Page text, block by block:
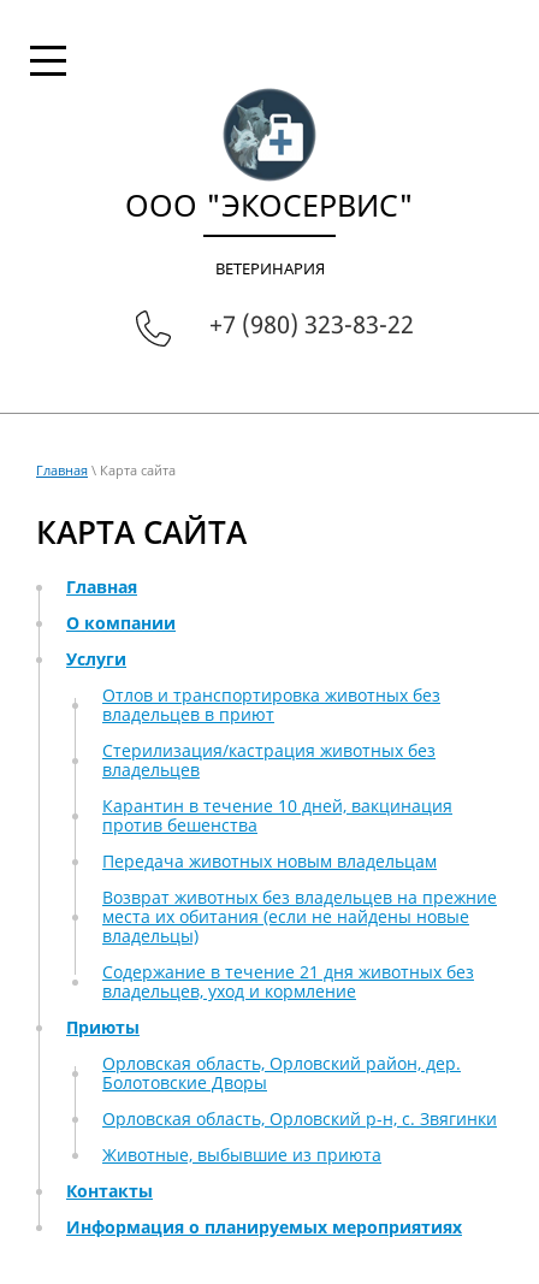
ООО "ЭКОСЕРВИС"
ВЕТЕРИНАРИЯ
+7 (980) 323-83-22
Главная \ Карта сайта
КАРТА САЙТА
Главная
О компании
Услуги
Отлов и транспортировка животных без
владельцев в приют
Стерилизация/кастрация животных без
владельцев
Карантин в течение 10 дней, вакцинация
против бешенства
Передача животных новым владельцам
Возврат животных без владельцев на прежние
места их обитания (если не найдены новые
владельцы)
Содержание в течение 21 дня животных без
владельцев, уход и кормление
Приюты
Орловская область, Орловский район, дер.
Болотовские Дворы
Орловская область, Орловский р-н, с. Звягинки
Животные, выбывшие из приюта
Контакты
Информация о планируемых мероприятиях